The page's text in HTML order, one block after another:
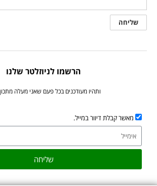
הרשמו לניוזלטר שלנו
ותהיו מעודכנים בכל פעם שאני מעלה
מאשר קבלת דיוור במייל.
שליחה